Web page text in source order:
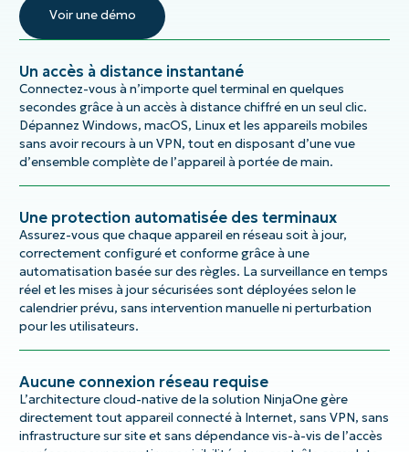
Voir une démo
Un accès à distance instantané
Connectez-vous à n’importe quel terminal en quelques
secondes grâce à un accès à distance chiffré en un seul clic.
Dépannez Windows, macOS, Linux et les appareils mobiles
sans avoir recours à un VPN, tout en disposant d’une vue
d’ensemble complète de l’appareil à portée de main.
Une protection automatisée des terminaux
Assurez-vous que chaque appareil en réseau soit à jour,
correctement configuré et conforme grâce à une
automatisation basée sur des règles. La surveillance en temps
réel et les mises à jour sécurisées sont déployées selon le
calendrier prévu, sans intervention manuelle ni perturbation
pour les utilisateurs.
Aucune connexion réseau requise
L’architecture cloud-native de la solution NinjaOne gère
directement tout appareil connecté à Internet, sans VPN, sans
infrastructure sur site et sans dépendance vis-à-vis de l’accès